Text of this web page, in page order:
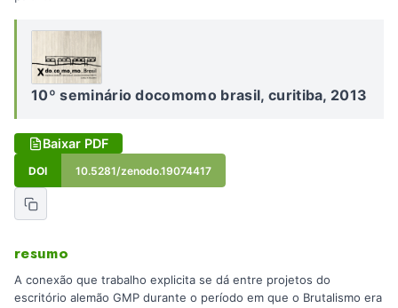
10º seminário docomomo brasil, curitiba, 2013
Baixar PDF
DOI 10.5281/zenodo.19074417
resumo
A conexão que trabalho explicita se dá entre projetos do
escritório alemão GMP durante o período em que o Brutalismo era